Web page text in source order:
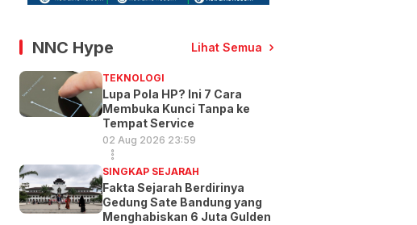
NNC Hype Lihat Semua
TEKNOLOGI
Lupa Pola HP? Ini 7 Cara
Membuka Kunci Tanpa ke
Tempat Service
02 Aug 2026 23:59
SINGKAP SEJARAH
Fakta Sejarah Berdirinya
Gedung Sate Bandung yang
Menghabiskan 6 Juta Gulden